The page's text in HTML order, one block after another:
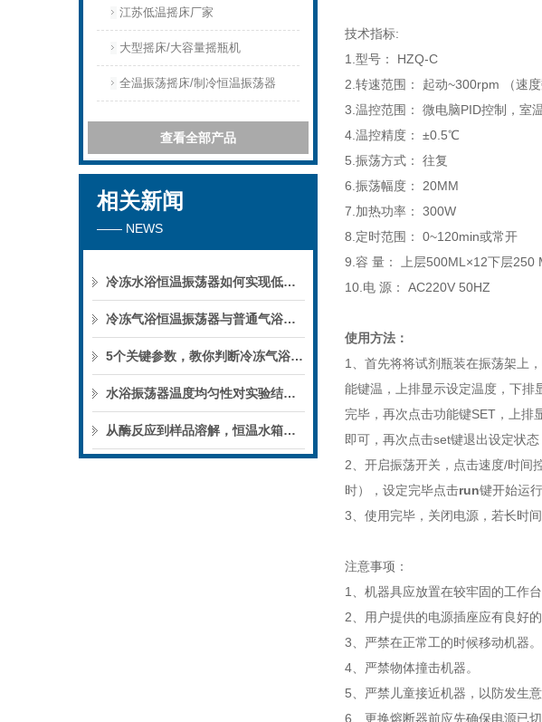
江苏低温摇床厂家
大型摇床/大容量摇瓶机
全温振荡摇床/制冷恒温振荡器
查看全部产品
相关新闻
—— NEWS
冷冻水浴恒温振荡器如何实现低温下的微生物培养？
冷冻气浴恒温振荡器与普通气浴振荡器的区别
5个关键参数，教你判断冷冻气浴恒温振荡器的性能优劣
水浴振荡器温度均匀性对实验结果的影响
从酶反应到样品溶解，恒温水箱的实验用途
技术指标:
1.型号： HZQ-C
2.转速范围： 起动~300rpm （速度
3.温控范围： 微电脑PID控制，室
4.温控精度： ±0.5℃
5.振荡方式： 往复
6.振荡幅度： 20MM
7.加热功率： 300W
8.定时范围： 0~120min或常开
9.容 量： 上层500ML×12下层250
10. 电 源： AC220V 50HZ
使用方法：
1、首先将将试剂瓶装在振荡架上
能键温，上排显示设定温度，下排
完毕，再次点击功能键SET，上排
即可，再次点击set键退出设定状
2、开启振荡开关，点击速度/时间
时），设定完毕点击run键开始运
3、使用完毕，关闭电源，若长时
注意事项：
1、机器具应放置在较牢固的工作
2、用户提供的电源插座应有良好的
3、严禁在正常工的时候移动机器。
4、严禁物体撞击机器。
5、严禁儿童接近机器，以防发生意
6、更换熔断器前应先确保电源已切